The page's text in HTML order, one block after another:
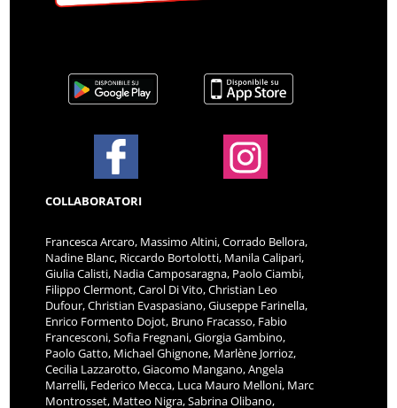
COLLABORATORI
Francesca Arcaro, Massimo Altini, Corrado Bellora,
Nadine Blanc, Riccardo Bortolotti, Manila Calipari,
Giulia Calisti, Nadia Camposaragna, Paolo Ciambi,
Filippo Clermont, Carol Di Vito, Christian Leo
Dufour, Christian Evaspasiano, Giuseppe Farinella,
Enrico Formento Dojot, Bruno Fracasso, Fabio
Francesconi, Sofia Fregnani, Giorgia Gambino,
Paolo Gatto, Michael Ghignone, Marlène Jorrioz,
Cecilia Lazzarotto, Giacomo Mangano, Angela
Marrelli, Federico Mecca, Luca Mauro Melloni, Marc
Montrosset, Matteo Nigra, Sabrina Olibano,